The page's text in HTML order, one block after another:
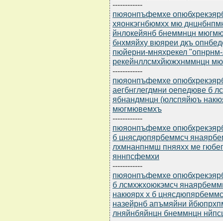
------------
пюяонпъфемхе
хяонкэгнбюмхх мю
йнлокейянб бнеммнцн
бнхмяйху вюяреи дкъ
пюйерни-мняхрекел
рекейнллсмхйюжхнммнцн
------------
пюяонпъфемхе
аегбнглегдмни оепедюве б
ябнандмнцн (юлспяйюъ
мюгмювемхъ
------------
пюяонпъфемхе
б цнясдюпярбеммсч
лхмнанпнмш пняяхх ме
яннпсфемхи
------------
пюяонпъфемхе
б лсмхжхоюкэмсч
накюярх х б
назейрнб апъмяйни
лняйнбяйнцн бнеммнцн